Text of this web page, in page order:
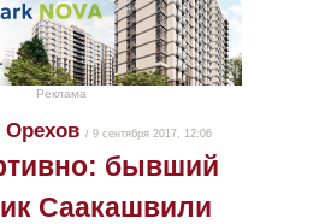
Реклама
Орехов / 9 сентября 2017, 12:06
бывший
Саакашвили